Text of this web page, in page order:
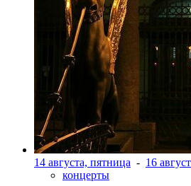
14 августа, пятница - 16
концерты